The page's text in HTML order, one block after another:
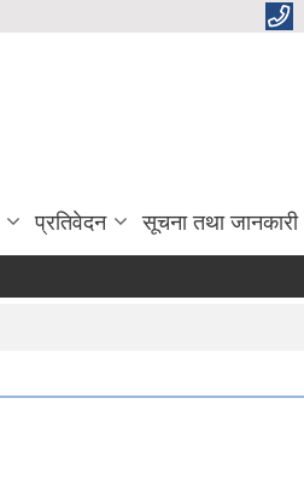
प्रतिवेदन सूचना तथा जानकारी